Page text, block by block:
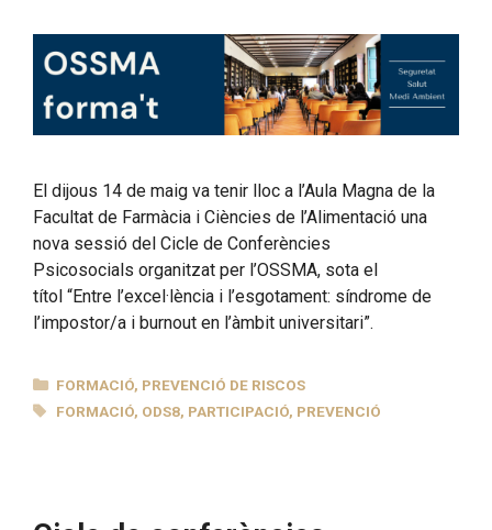
El dijous 14 de maig va tenir lloc a l’Aula Magna de la
Facultat de Farmàcia i Ciències de l’Alimentació una
nova sessió del Cicle de Conferències
Psicosocials organitzat per l’OSSMA, sota el
títol “Entre l’excel·lència i l’esgotament: síndrome de
l’impostor/a i burnout en l’àmbit universitari”.
CATEGORIES
FORMACIÓ, PREVENCIÓ DE RISCOS
ETIQUETES
FORMACIÓ, ODS8, PARTICIPACIÓ, PREVENCIÓ